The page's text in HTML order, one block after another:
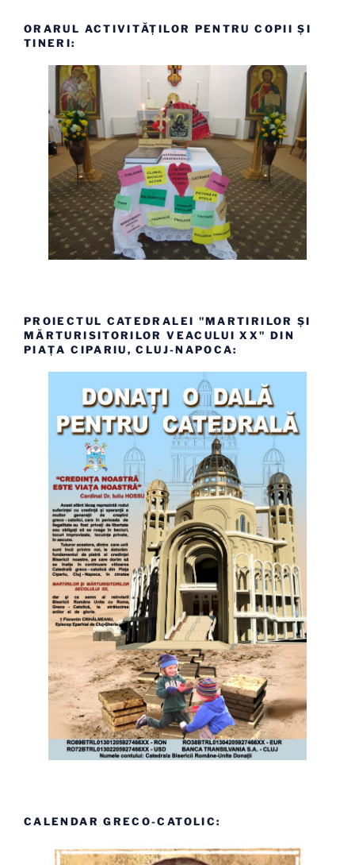
ORARUL ACTIVITĂȚILOR PENTRU COPII ȘI
TINERI:
PROIECTUL CATEDRALEI "MARTIRILOR ȘI
MĂRTURISITORILOR VEACULUI XX" DIN
PIAȚA CIPARIU, CLUJ-NAPOCA:
CALENDAR GRECO-CATOLIC: